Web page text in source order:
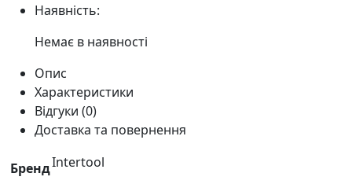
Наявність:
Немає в наявності
Опис
Характеристики
Відгуки (0)
Доставка та повернення
БрендIntertool